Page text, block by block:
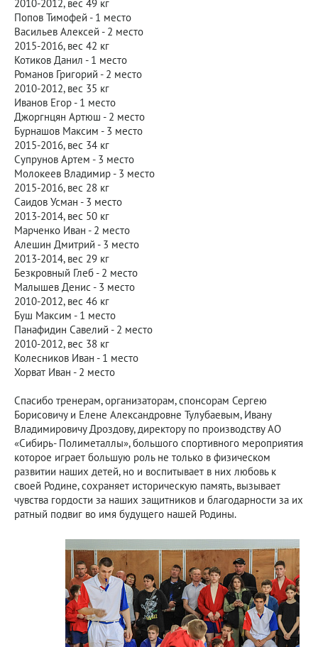
2010-2012, вес 49 кг
Попов Тимофей - 1 место
Васильев Алексей - 2 место
2015-2016, вес 42 кг
Котиков Данил - 1 место
Романов Григорий - 2 место
2010-2012, вес 35 кг
Иванов Егор - 1 место
Джоргнцян Артюш - 2 место
Бурнашов Максим - 3 место
2015-2016, вес 34 кг
Супрунов Артем - 3 место
Молокеев Владимир - 3 место
2015-2016, вес 28 кг
Саидов Усман - 3 место
2013-2014, вес 50 кг
Марченко Иван - 2 место
Алешин Дмитрий - 3 место
2013-2014, вес 29 кг
Безкровный Глеб - 2 место
Малышев Денис - 3 место
2010-2012, вес 46 кг
Буш Максим - 1 место
Панафидин Савелий - 2 место
2010-2012, вес 38 кг
Колесников Иван - 1 место
Хорват Иван - 2 место
Спасибо тренерам, организаторам, спонсорам Сергею
Борисовичу и Елене Александровне Тулубаевым, Ивану
Владимировичу Дроздову, директору по производству АО
«Сибирь- Полиметаллы», большого спортивного мероприятия
которое играет большую роль не только в физическом
развитии наших детей, но и воспитывает в них любовь к
своей Родине, сохраняет историческую память, вызывает
чувства гордости за наших защитников и благодарности за их
ратный подвиг во имя будущего нашей Родины.